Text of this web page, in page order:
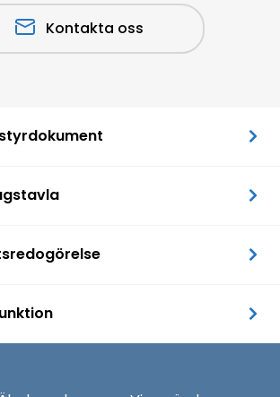
Kontakta oss